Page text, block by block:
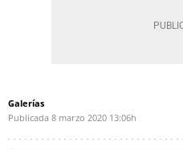
Galerías
Publicada 8 marzo 2020 13:06h